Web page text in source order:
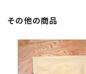
その他の商品